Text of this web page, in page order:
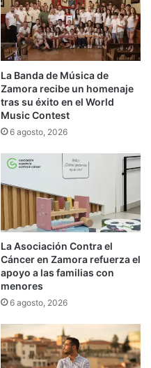
La Banda de Música de
Zamora recibe un homenaje
tras su éxito en el World
Music Contest
6 agosto, 2026
La Asociación Contra el
Cáncer en Zamora refuerza el
apoyo a las familias con
menores
6 agosto, 2026